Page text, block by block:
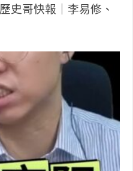
史哥快報｜李易修、